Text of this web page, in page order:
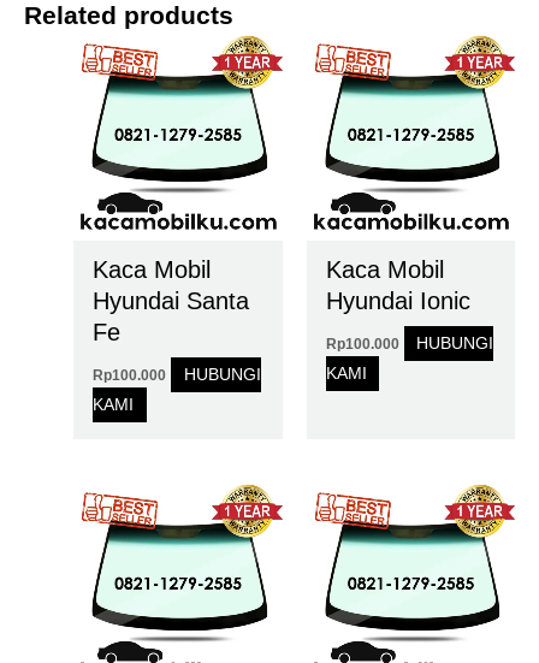
Related products
Kaca Mobil
Hyundai Santa
Fe
Rp100.000
HUBUNGI
KAMI
Kaca Mobil
Hyundai Ionic
Rp100.000
HUBUNGI
KAMI